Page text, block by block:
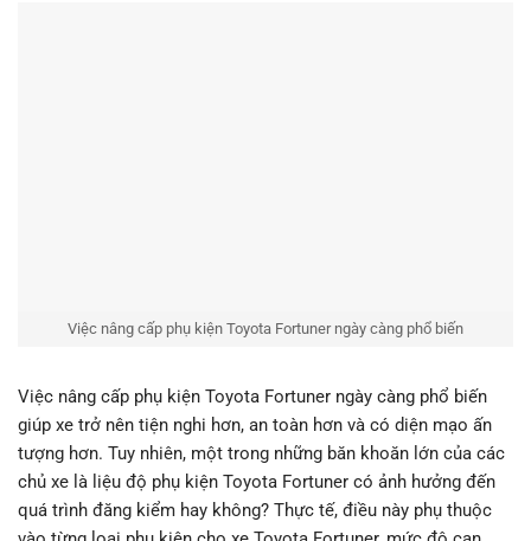
Việc nâng cấp phụ kiện Toyota Fortuner ngày càng phổ biến
Việc nâng cấp phụ kiện Toyota Fortuner ngày càng phổ biến
giúp xe trở nên tiện nghi hơn, an toàn hơn và có diện mạo ấn
tượng hơn. Tuy nhiên, một trong những băn khoăn lớn của các
chủ xe là liệu độ phụ kiện Toyota Fortuner có ảnh hưởng đến
quá trình đăng kiểm hay không? Thực tế, điều này phụ thuộc